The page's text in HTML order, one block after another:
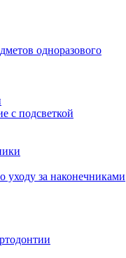
одноразового
с подсветкой
уходу за наконечниками